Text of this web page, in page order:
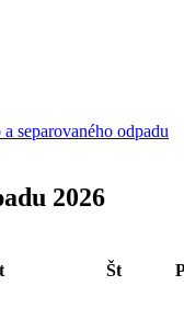
separovaného odpadu
2026
Št